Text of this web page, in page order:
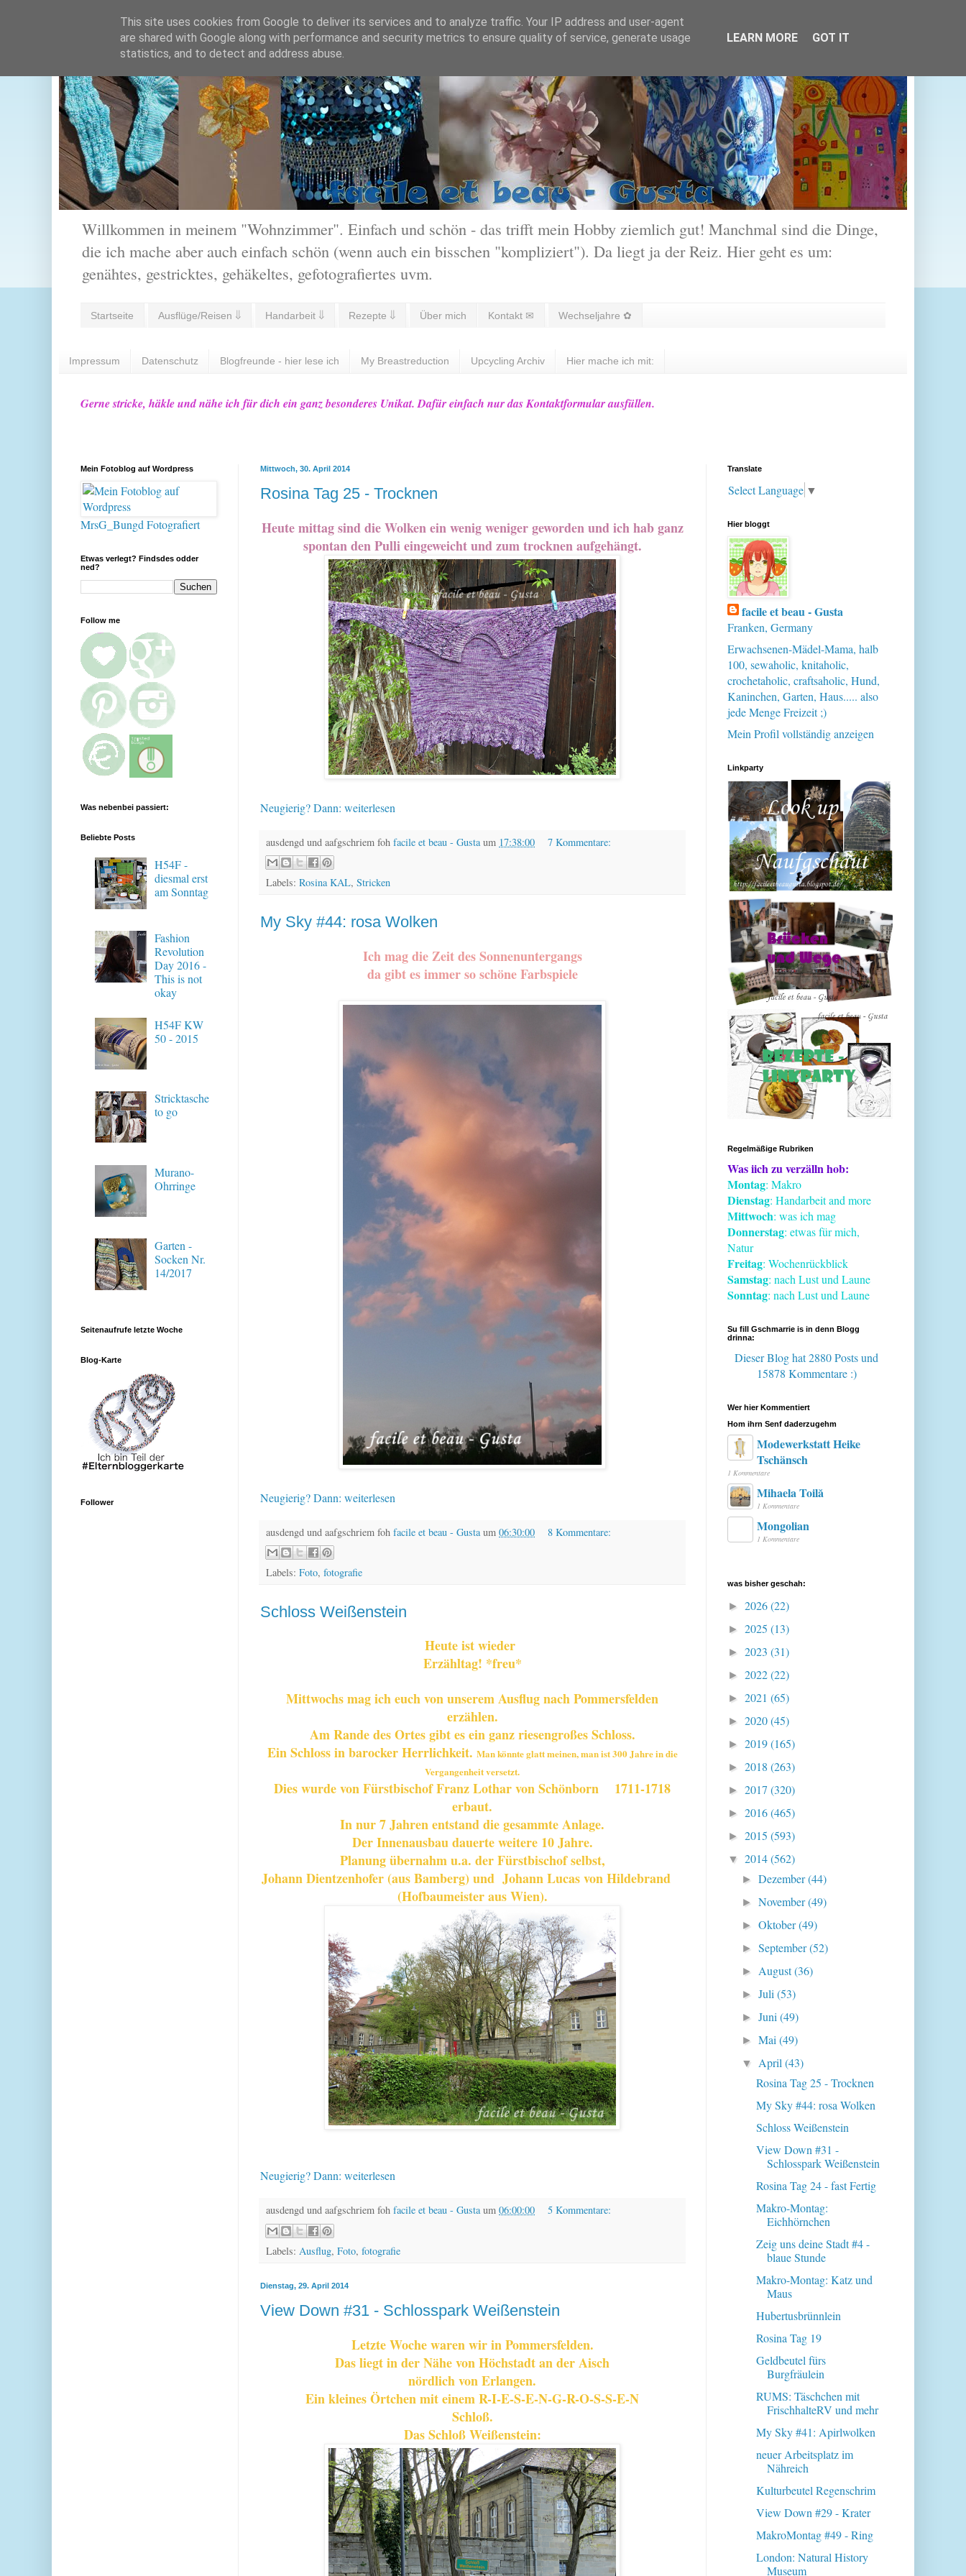
Willkommen in meinem "Wohnzimmer". Einfach und schön - das trifft mein Hobby ziemlich gut! Manchmal sind die Dinge,
die ich mache aber auch einfach schön (wenn auch ein bisschen "kompliziert"). Da liegt ja der Reiz. Hier geht es um:
genähtes, gestricktes, gehäkeltes, gefotografiertes uvm.
Startseite Ausflüge/Reisen ⇓ Handarbeit ⇓ Rezepte ⇓ Über mich Kontakt ✉ Wechseljahre ✿
Impressum Datenschutz Blogfreunde - hier lese ich My Breastreduction Upcycling Archiv Hier mache ich mit:
Gerne stricke, häkle und nähe ich für dich ein ganz besonderes Unikat. Dafür einfach nur das Kontaktformular ausfüllen.
Mittwoch, 30. April 2014
Rosina Tag 25 - Trocknen
Heute mittag sind die Wolken ein wenig weniger geworden und ich hab ganz
spontan den Pulli eingeweicht und zum trocknen aufgehängt.
Neugierig? Dann: weiterlesen
ausdengd und aafgschriem foh facile et beau - Gusta um 17:38:00 7 Kommentare:
Labels: Rosina KAL, Stricken
My Sky #44: rosa Wolken
Ich mag die Zeit des Sonnenuntergangs
da gibt es immer so schöne Farbspiele
Neugierig? Dann: weiterlesen
ausdengd und aafgschriem foh facile et beau - Gusta um 06:30:00 8 Kommentare:
Labels: Foto, fotografie
Schloss Weißenstein
Heute ist wieder
Erzähltag! *freu*
Mittwochs mag ich euch von unserem Ausflug nach Pommersfelden
erzählen.
Am Rande des Ortes gibt es ein ganz riesengroßes Schloss.
Ein Schloss in barocker Herrlichkeit. Man könnte glatt meinen, man ist 300 Jahre in die
Vergangenheit versetzt.
Dies wurde vonFürstbischof Franz Lothar von Schönborn 1711-1718
erbaut.
In nur 7 Jahren entstand die gesammte Anlage.
Der Innenausbau dauerte weitere 10 Jahre.
Planung übernahm u.a. der Fürstbischof selbst,
Johann Dientzenhofer(aus Bamberg) und Johann Lucas von Hildebrand
(Hofbaumeister aus Wien).
Neugierig? Dann: weiterlesen
ausdengd und aafgschriem foh facile et beau - Gusta um 06:00:00 5 Kommentare:
Labels: Ausflug, Foto, fotografie
Dienstag, 29. April 2014
View Down #31 - Schlosspark Weißenstein
Letzte Woche waren wir in Pommersfelden.
Das liegt in der Nähe von Höchstadt an der Aisch
nördlich von Erlangen.
Ein kleines Örtchen mit einem R-I-E-S-E-N-G-R-O-S-S-E-N
Schloß.
Das Schloß Weißenstein:
Mein Fotoblog auf Wordpress
MrsG_Bungd Fotografiert
Etwas verlegt? Findsdes odder
ned?
Follow me
Was nebenbei passiert:
Beliebte Posts
H54F -
diesmal erst
am Sonntag
Fashion
Revolution
Day 2016 -
This is not
okay
H54F KW
50 - 2015
Stricktasche
to go
Murano-
Ohrringe
Garten -
Socken Nr.
14/2017
Seitenaufrufe letzte Woche
Blog-Karte
Follower
Translate
Select Language ▼
Hier bloggt
facile et beau - Gusta
Franken, Germany
Erwachsenen-Mädel-Mama, halb
100, sewaholic, knitaholic,
crochetaholic, craftsaholic, Hund,
Kaninchen, Garten, Haus..... also
jede Menge Freizeit ;)
Mein Profil vollständig anzeigen
Linkparty
Regelmäßige Rubriken
Was iich zu verzälln hob:
Montag: Makro
Dienstag: Handarbeit and more
Mittwoch: was ich mag
Donnerstag: etwas für mich,
Natur
Freitag: Wochenrückblick
Samstag: nach Lust und Laune
Sonntag: nach Lust und Laune
Su fill Gschmarrie is in denn Blogg
drinna:
Dieser Blog hat 2880 Postsund
15878 Kommentare :)
Wer hier Kommentiert
Hom ihrn Senf daderzugehm
Modewerkstatt Heike
Tschänsch
1 Kommentare
Mihaela Toilă
1 Kommentare
Mongolian
1 Kommentare
was bisher geschah:
► 2026(22)
► 2025 (13)
► 2023 (31)
► 2022(22)
► 2021 (65)
► 2020(45)
► 2019(165)
► 2018 (263)
► 2017 (320)
► 2016(465)
► 2015 (593)
▼ 2014(562)
►Dezember(44)
►November(49)
►Oktober(49)
►September(52)
► August(36)
►Juli(53)
►Juni(49)
►Mai(49)
▼ April(43)
Rosina Tag 25 - Trocknen
My Sky #44: rosa Wolken
Schloss Weißenstein
View Down #31 -
Schlosspark Weißenstein
Rosina Tag 24 - fast Fertig
Makro-Montag:
Eichhörnchen
Zeig uns deine Stadt #4 -
blaue Stunde
Makro-Montag: Katz und
Maus
Hubertusbrünnlein
Rosina Tag 19
Geldbeutel fürs
Burgfräulein
RUMS: Täschchen mit
FrischhalteRV und mehr
My Sky #41: Apirlwolken
neuer Arbeitsplatz im
Nähreich
Kulturbeutel Regenschrim
View Down #29 - Krater
MakroMontag #49 - Ring
London: Natural History
Museum
This site uses cookies from Google to deliver its services and to analyze traffic. Your IP address and user-agent
are shared with Google along with performance and security metrics to ensure quality of service, generate usage
statistics, and to detect and address abuse.
LEARN MORE GOT IT